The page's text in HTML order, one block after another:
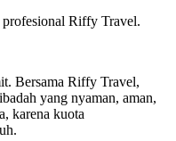
profesional Riffy Travel.
Bersama Riffy Travel,
yang nyaman, aman,
karena kuota